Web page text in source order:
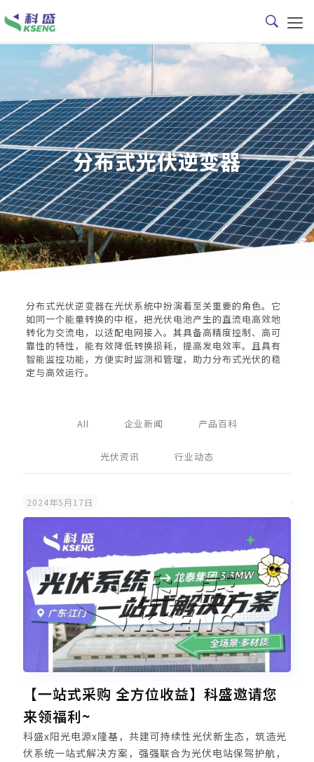
分布式光伏逆变器
分布式光伏逆变器在光伏系统中扮演着至关重要的角色。它
如同一个能量转换的中枢，把光伏电池产生的直流电高效地
转化为交流电，以适配电网接入。其具备高精度控制、高可
靠性的特性，能有效降低转换损耗，提高发电效率。且具有
智能监控功能，方便实时监测和管理，助力分布式光伏的稳
定与高效运行。
All 企业新闻 产品百科
光伏资讯 行业动态
2024年5月17日
【一站式采购 全方位收益】科盛邀请您
来领福利~
科盛x阳光电源x隆基，共建可持续性光伏新生态，筑造光
伏系统一站式解决方案，强强联合为光伏电站保驾护航，